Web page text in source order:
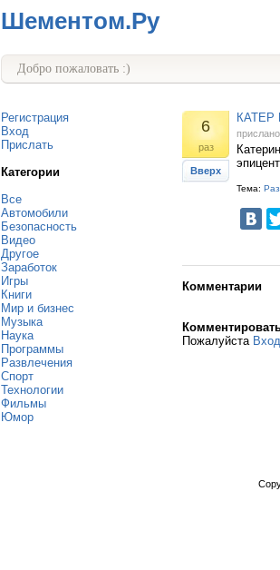
Шементом.Ру
Добро пожаловать :)
Регистрация
Вход
Прислать
Категории
Все
Автомобили
Безопасность
Видео
Другое
Заработок
Игры
Книги
Мир и бизнес
Музыка
Наука
Программы
Развлечения
Спорт
Технологии
Фильмы
Юмор
6
раз
Вверх
КАТЕР
Тема:
Комментарии
Пожалуйста Вход